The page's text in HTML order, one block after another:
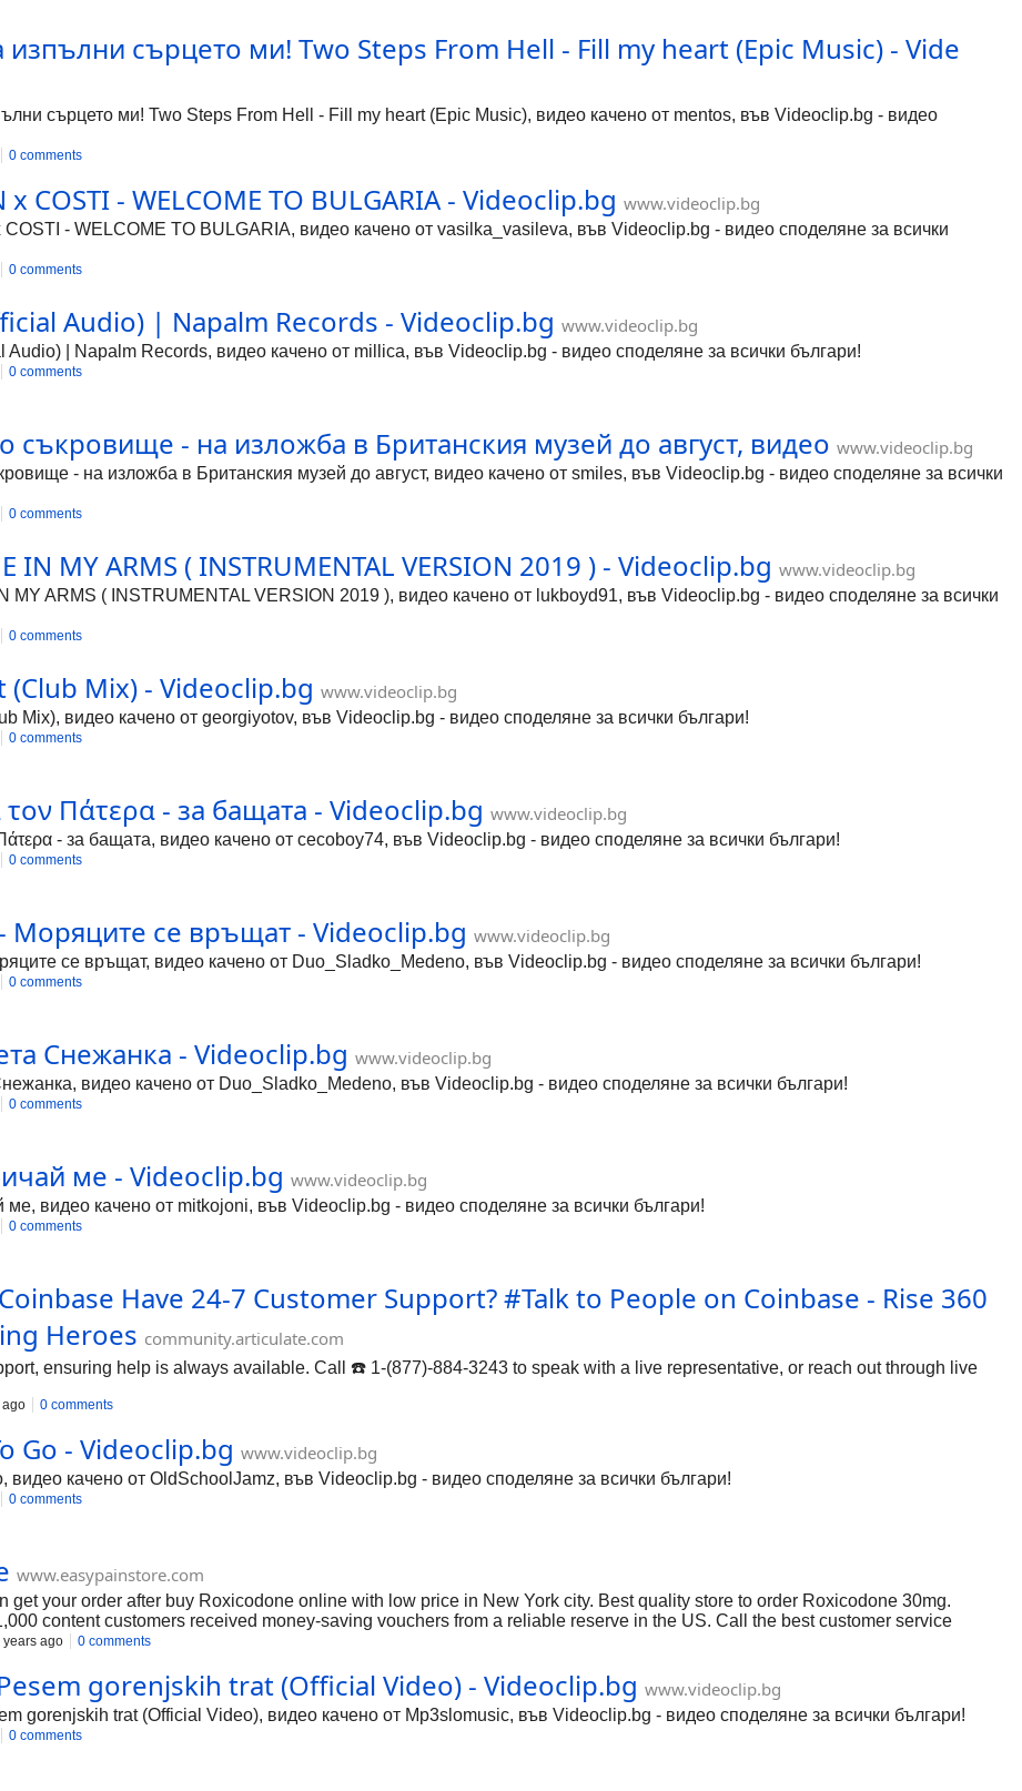
изпълни сърцето ми! Two Steps From Hell - Fill my heart (Epic Music) - Vide
сърцето ми! Two Steps From Hell - Fill my heart (Epic Music), видео качено от mentos, във Videoclip.bg - видео
0 comments
x COSTI - WELCOME TO BULGARIA - Videoclip.bg www.videoclip.bg
- WELCOME TO BULGARIA, видео качено от vasilka_vasileva, във Videoclip.bg - видео споделяне за всички
0 comments
Audio) | Napalm Records - Videoclip.bg www.videoclip.bg
Audio) | Napalm Records, видео качено от millica, във Videoclip.bg - видео споделяне за всички българи!
0 comments
съкровище - на изложба в Британския музей до август, видео www.videoclip.bg
- на изложба в Британския музей до август, видео качено от smiles, във Videoclip.bg - видео споделяне за всички
0 comments
MY ARMS ( INSTRUMENTAL VERSION 2019 ) - Videoclip.bg www.videoclip.bg
ARMS ( INSTRUMENTAL VERSION 2019 ), видео качено от lukboyd91, във Videoclip.bg - видео споделяне за всички
0 comments
Mix) - Videoclip.bg www.videoclip.bg
Mix), видео качено от georgiyotov, във Videoclip.bg - видео споделяне за всички българи!
0 comments
Πάτερα - за бащата - Videoclip.bg www.videoclip.bg
- за бащата, видео качено от cecoboy74, във Videoclip.bg - видео споделяне за всички българи!
0 comments
се връщат - Videoclip.bg www.videoclip.bg
се връщат, видео качено от Duo_Sladko_Medeno, във Videoclip.bg - видео споделяне за всички българи!
0 comments
Снежанка - Videoclip.bg www.videoclip.bg
видео качено от Duo_Sladko_Medeno, във Videoclip.bg - видео споделяне за всички българи!
0 comments
ме - Videoclip.bg www.videoclip.bg
видео качено от mitkojoni, във Videoclip.bg - видео споделяне за всички българи!
0 comments
Have 24-7 Customer Support? #Talk to People on Coinbase - Rise 360
Heroes community.articulate.com
ensuring help is always available. Call ☎️ 1-(877)-884-3243 to speak with a live representative, or reach out through live
ago 0 comments
Go - Videoclip.bg www.videoclip.bg
видео качено от OldSchoolJamz, във Videoclip.bg - видео споделяне за всички българи!
0 comments
www.easypainstore.com
get your order after buy Roxicodone online with low price in New York city. Best quality store to order Roxicodone 30mg.
content customers received money-saving vouchers from a reliable reserve in the US. Call the best customer service
shipping without fee overnight.
years ago 0 comments
gorenjskih trat (Official Video) - Videoclip.bg www.videoclip.bg
gorenjskih trat (Official Video), видео качено от Mp3slomusic, във Videoclip.bg - видео споделяне за всички българи!
0 comments